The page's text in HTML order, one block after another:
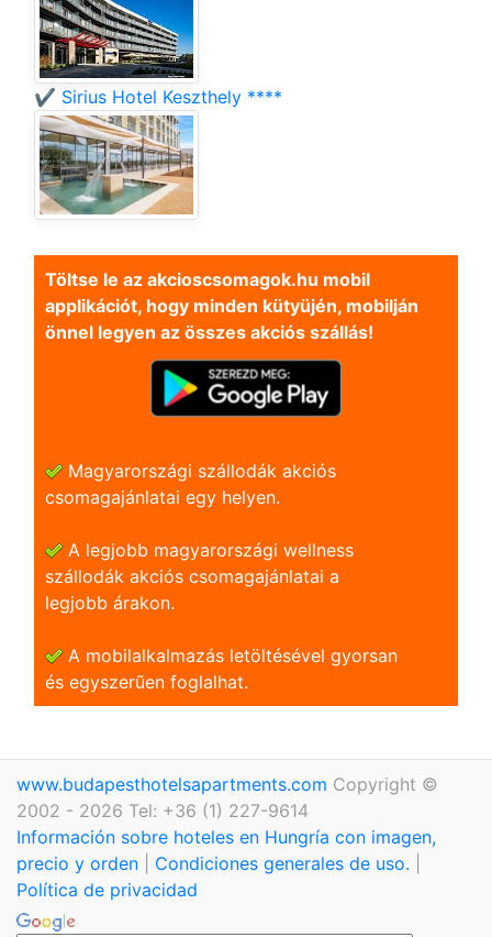
✔️ Sirius Hotel Keszthely ****
Töltse le az akcioscsomagok.hu mobil
applikációt, hogy minden kütyüjén, mobilján
önnel legyen az összes akciós szállás!
Magyarországi szállodák akciós
csomagajánlatai egy helyen.
A legjobb magyarországi wellness
szállodák akciós csomagajánlatai a
legjobb árakon.
A mobilalkalmazás letöltésével gyorsan
és egyszerũen foglalhat.
www.budapesthotelsapartments.com Copyright ©
2002 - 2026 Tel: +36 (1) 227-9614
Información sobre hoteles en Hungría con imagen,
precio y orden
Condiciones generales de uso.
Política de privacidad